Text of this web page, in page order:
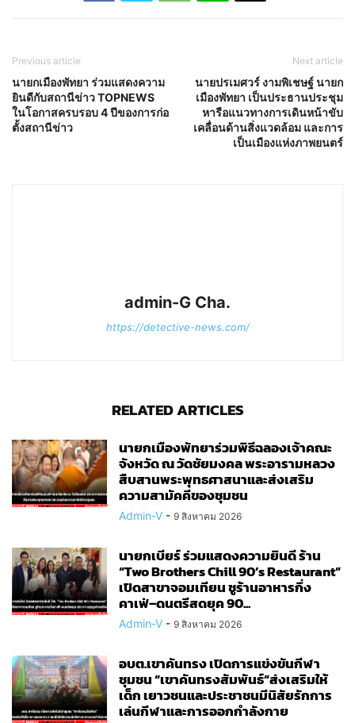
Previous article
นายกเมืองพัทยา ร่วมแสดงความ
ยินดีกับสถานีข่าว TOPNEWS
ในโอกาสครบรอบ 4 ปีของการก่อ
ตั้งสถานีข่าว
Next article
นายปรเมศวร์ งามพิเชษฐ์ นายก
เมืองพัทยา เป็นประธานประชุม
หารือแนวทางการเดินหน้าขับ
เคลื่อนด้านสิ่งแวดล้อม และการ
เป็นเมืองแห่งภาพยนตร์
admin-G Cha.
https://detective-news.com/
RELATED ARTICLES
นายกเมืองพัทยาร่วมพิธีฉลองเจ้าคณะ
จังหวัด ณ วัดชัยมงคล พระอารามหลวง
สืบสานพระพุทธศาสนาและส่งเสริม
ความสามัคคีของชุมชน
Admin-V - 9 สิงหาคม 2026
นายกเบียร์ ร่วมแสดงความยินดี ร้าน
“Two Brothers Chill 90’s Restaurant”
เปิดสาขาจอมเทียน ชูร้านอาหารกึ่ง
คาเฟ่–ดนตรีสดยุค 90...
Admin-V - 9 สิงหาคม 2026
อบต.เขาคันทรง เปิดการแข่งขันกีฬา
ชุมชน “เขาคันทรงสัมพันธ์”ส่งเสริมให้
เด็ก เยาวชนและประชาชนมีนิสัยรักการ
เล่นกีฬาและการออกกำลังกาย